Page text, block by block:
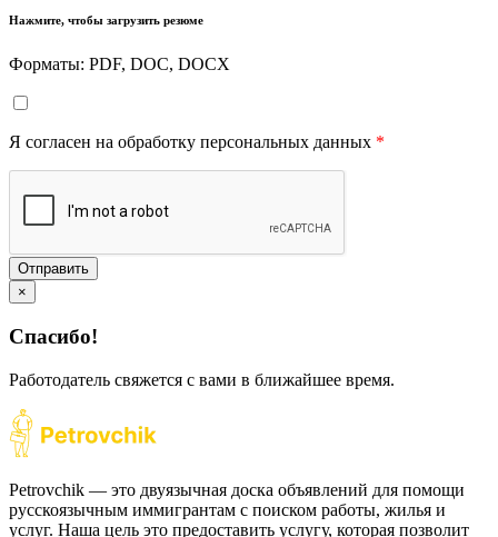
Нажмите, чтобы загрузить резюме
Форматы: PDF, DOC, DOCX
Я согласен на обработку персональных данных *
Отправить
×
Спасибо!
Работодатель свяжется с вами в ближайшее время.
Petrovchik — это двуязычная доска объявлений для помощи
русскоязычным иммигрантам с поиском работы, жилья и
услуг. Наша цель это предоставить услугу, которая позволит